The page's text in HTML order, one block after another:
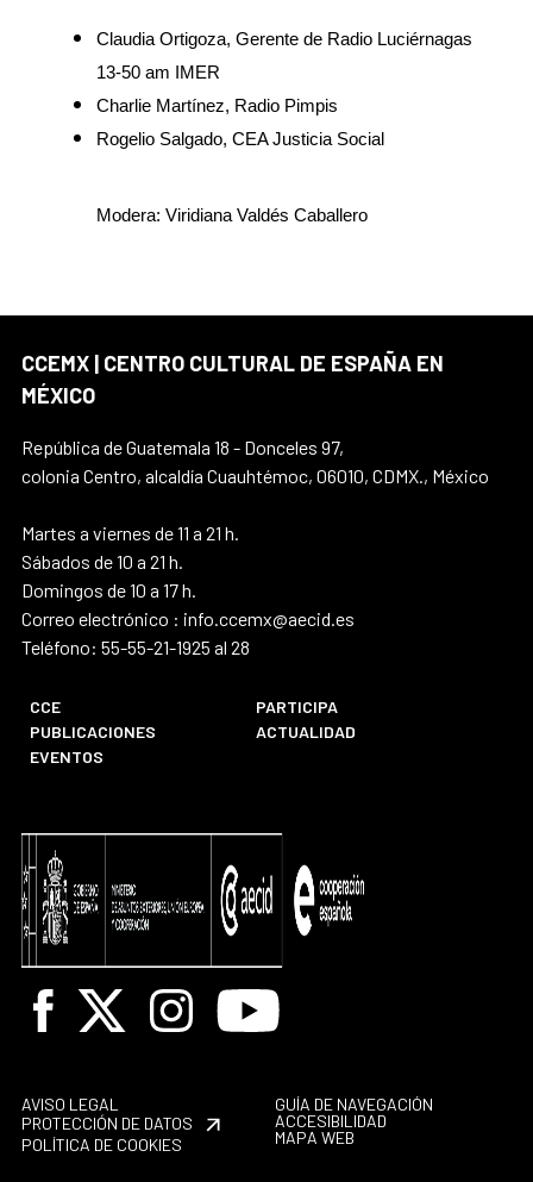
Claudia Ortigoza, Gerente de Radio Luciérnagas
13-50 am IMER
Charlie Martínez, Radio Pimpis
Rogelio Salgado, CEA Justicia Social
Modera: Viridiana Valdés Caballero
CCEMX | CENTRO CULTURAL DE ESPAÑA EN
MÉXICO
República de Guatemala 18 - Donceles 97,
colonia Centro, alcaldía Cuauhtémoc, 06010, CDMX., México
Martes a viernes de 11 a 21 h.
Sábados de 10 a 21 h.
Domingos de 10 a 17 h.
Correo electrónico : info.ccemx@aecid.es
Teléfono: 55-55-21-1925 al 28
CCE
PARTICIPA
PUBLICACIONES
ACTUALIDAD
EVENTOS
Facebook
X InstagramYoutube
AVISO LEGAL
PROTECCIÓN DE DATOS
POLÍTICA DE COOKIES
GUÍA DE NAVEGACIÓN
ACCESIBILIDAD
MAPA WEB